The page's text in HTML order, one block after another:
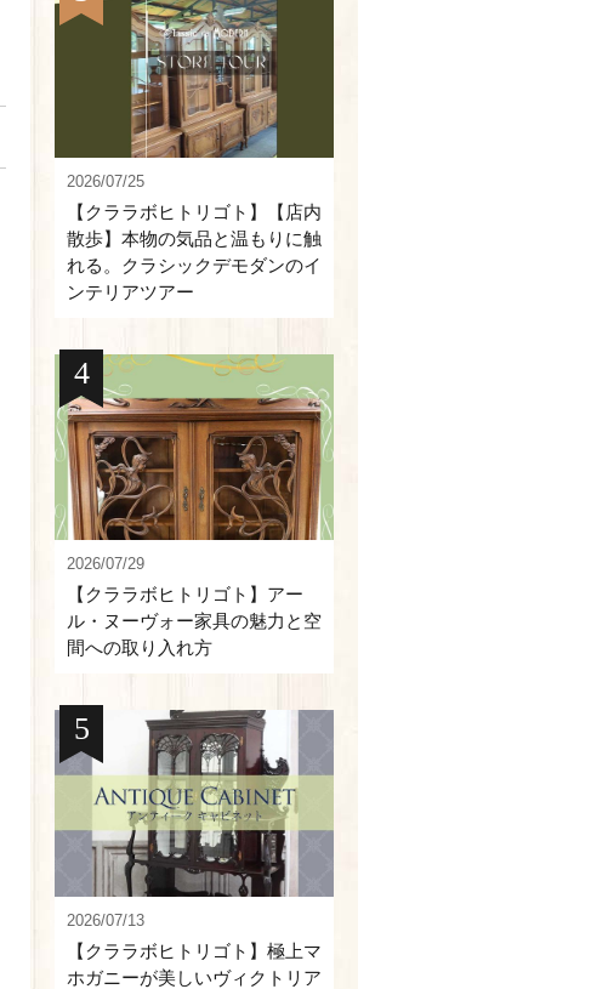
2026/07/25
【クララボヒトリゴト】【店内
散歩】本物の気品と温もりに触
れる。クラシックデモダンのイ
ンテリアツアー
2026/07/29
【クララボヒトリゴト】アー
ル・ヌーヴォー家具の魅力と空
間への取り入れ方
2026/07/13
【クララボヒトリゴト】極上マ
ホガニーが美しいヴィクトリア